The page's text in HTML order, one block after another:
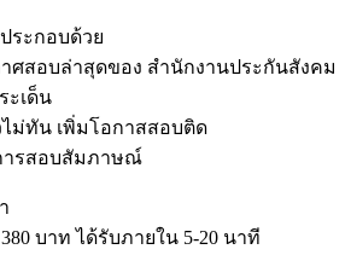
ระกอบด้วย
ศสอบล่าสุดของ สำนักงานประกันสังคม
ะเด็น
ม่ทัน เพิ่มโอกาสสอบติด
ารสอบสัมภาษณ์
บาท ได้รับภายใน 5-20 นาที